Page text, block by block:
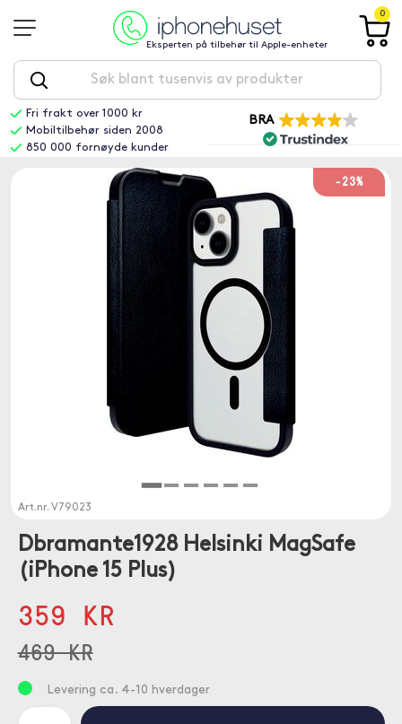
Eksperten på tilbehør til Apple-enheter
0
Fri frakt over 1000 kr
Mobiltilbehør siden 2008
850 000 fornøyde kunder
BRA
-23%
Art.nr. V79023
Dbramante1928 Helsinki MagSafe
(iPhone 15 Plus)
359 KR
469 KR
Levering ca. 4-10 hverdager